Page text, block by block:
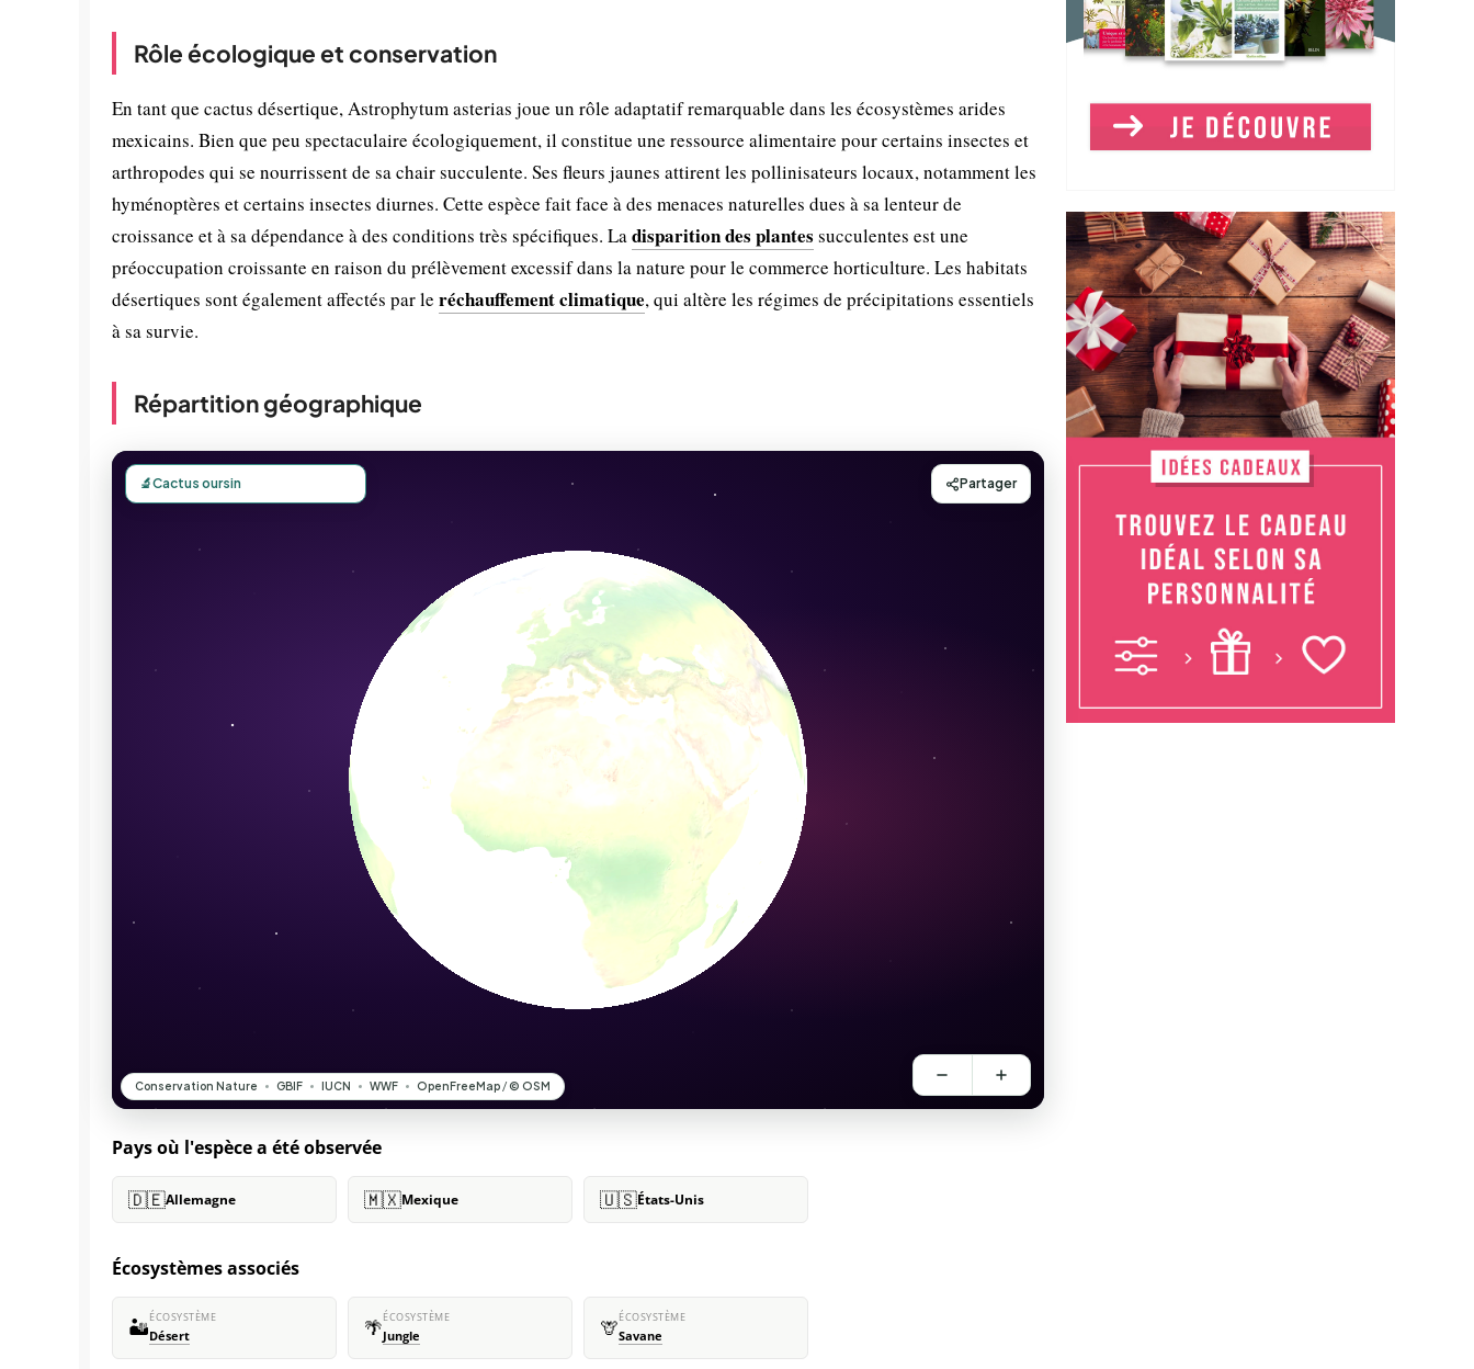
Rôle écologique et conservation
En tant que cactus désertique, Astrophytum asterias joue un rôle adaptatif remarquable dans les écosystèmes arides
mexicains. Bien que peu spectaculaire écologiquement, il constitue une ressource alimentaire pour certains insectes et
arthropodes qui se nourrissent de sa chair succulente. Ses fleurs jaunes attirent les pollinisateurs locaux, notamment les
hyménoptères et certains insectes diurnes. Cette espèce fait face à des menaces naturelles dues à sa lenteur de
croissance et à sa dépendance à des conditions très spécifiques. Ladisparition des plantes succulentes est une
préoccupation croissante en raison du prélèvement excessif dans la nature pour le commerce horticulture. Les habitats
désertiques sont également affectés par le réchauffement climatique, qui altère les régimes de précipitations essentiels
à sa survie.
Répartition géographique
Pays où l'espèce a été observée
🇩🇪Allemagne 🇲🇽Mexique 🇺🇸États-Unis
Écosystèmes associés
🏜️ÉCOSYSTÈME
Désert 🌴ÉCOSYSTÈME
Jungle 🦒ÉCOSYSTÈME
Savane